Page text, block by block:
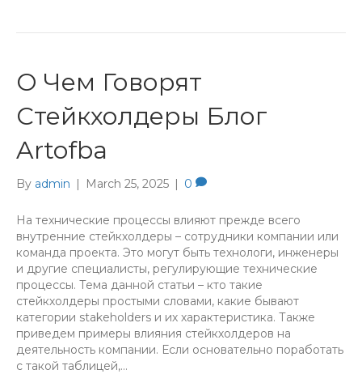
О Чем Говорят
Стейкхолдеры Блог
Artofba
By admin | March 25, 2025 | 0
На технические процессы влияют прежде всего
внутренние стейкхолдеры – сотрудники компании или
команда проекта. Это могут быть технологи, инженеры
и другие специалисты, регулирующие технические
процессы. Тема данной статьи – кто такие
стейкхолдеры простыми словами, какие бывают
категории stakeholders и их характеристика. Также
приведем примеры влияния стейкхолдеров на
деятельность компании. Если основательно поработать
с такой таблицей,…